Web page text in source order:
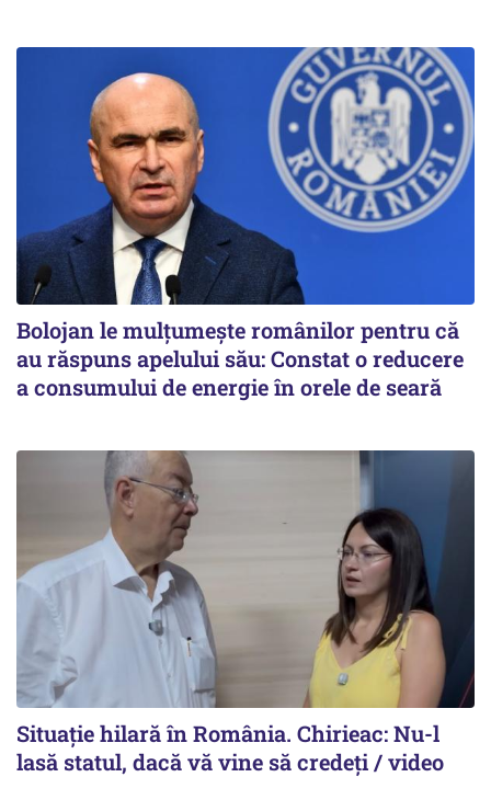
Bolojan le mulțumește românilor pentru că
au răspuns apelului său: Constat o reducere
a consumului de energie în orele de seară
Situație hilară în România. Chirieac: Nu-l
lasă statul, dacă vă vine să credeți / video